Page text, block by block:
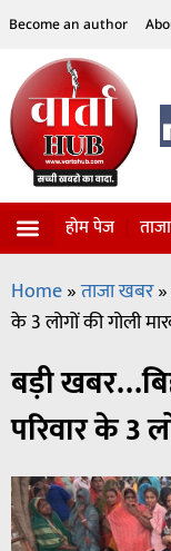
Become an author
होम पेज
Home»ताजा खबर»
के 3 लोगों की गोली
बड़ी
परिवार के 3